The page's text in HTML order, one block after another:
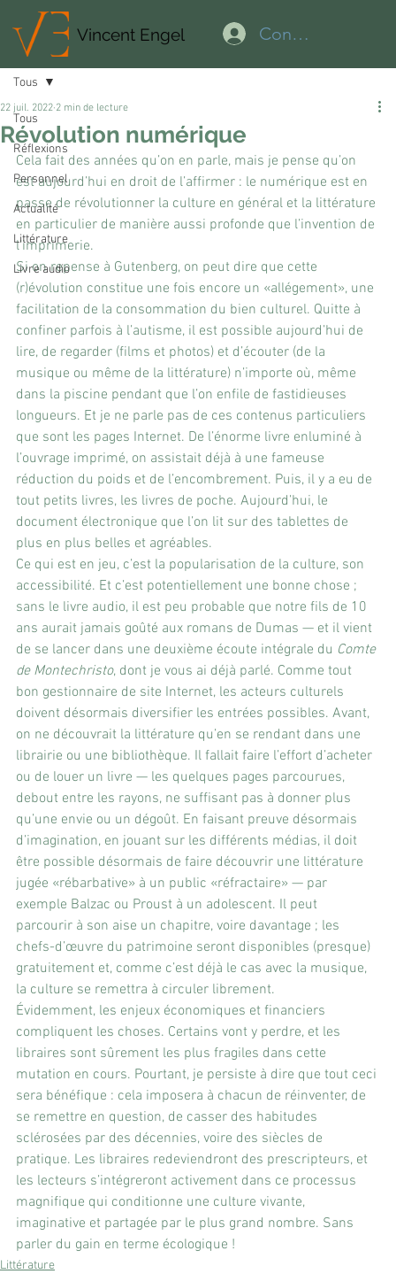
Connexion
Vincent Engel
Tous
Réflexions
Personnel
Actualité
Littérature
Livre audio
Tous
Révolution numérique
22 juil. 2022 2 min de lecture
Cela fait des années qu’on en parle, mais je pense qu’on
est aujourd’hui en droit de l’affirmer : le numérique est en
passe de révolutionner la culture en général et la littérature
en particulier de manière aussi profonde que l’invention de
l’imprimerie.
Si on repense à Gutenberg, on peut dire que cette
(r)évolution constitue une fois encore un «allégement», une
facilitation de la consommation du bien culturel. Quitte à
confiner parfois à l’autisme, il est possible aujourd’hui de
lire, de regarder (films et photos) et d’écouter (de la
musique ou même de la littérature) n’importe où, même
dans la piscine pendant que l’on enfile de fastidieuses
longueurs. Et je ne parle pas de ces contenus particuliers
que sont les pages Internet. De l’énorme livre enluminé à
l’ouvrage imprimé, on assistait déjà à une fameuse
réduction du poids et de l’encombrement. Puis, il y a eu de
tout petits livres, les livres de poche. Aujourd’hui, le
document électronique que l’on lit sur des tablettes de
plus en plus belles et agréables.
Ce qui est en jeu, c’est la popularisation de la culture, son
accessibilité. Et c’est potentiellement une bonne chose ;
sans le livre audio, il est peu probable que notre fils de 10
ans aurait jamais goûté aux romans de Dumas — et il vient
de se lancer dans une deuxième écoute intégrale du Comte
de Montechristo, dont je vous ai déjà parlé. Comme tout
bon gestionnaire de site Internet, les acteurs culturels
doivent désormais diversifier les entrées possibles. Avant,
on ne découvrait la littérature qu’en se rendant dans une
librairie ou une bibliothèque. Il fallait faire l’effort d’acheter
ou de louer un livre — les quelques pages parcourues,
debout entre les rayons, ne suffisant pas à donner plus
qu’une envie ou un dégoût. En faisant preuve désormais
d’imagination, en jouant sur les différents médias, il doit
être possible désormais de faire découvrir une littérature
jugée «rébarbative» à un public «réfractaire» — par
exemple Balzac ou Proust à un adolescent. Il peut
parcourir à son aise un chapitre, voire davantage ; les
chefs-d’œuvre du patrimoine seront disponibles (presque)
gratuitement et, comme c’est déjà le cas avec la musique,
la culture se remettra à circuler librement.
Évidemment, les enjeux économiques et financiers
compliquent les choses. Certains vont y perdre, et les
libraires sont sûrement les plus fragiles dans cette
mutation en cours. Pourtant, je persiste à dire que tout ceci
sera bénéfique : cela imposera à chacun de réinventer, de
se remettre en question, de casser des habitudes
sclérosées par des décennies, voire des siècles de
pratique. Les libraires redeviendront des prescripteurs, et
les lecteurs s’intégreront activement dans ce processus
magnifique qui conditionne une culture vivante,
imaginative et partagée par le plus grand nombre. Sans
parler du gain en terme écologique !
Littérature